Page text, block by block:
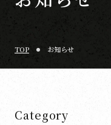
TOP お知らせ
Category